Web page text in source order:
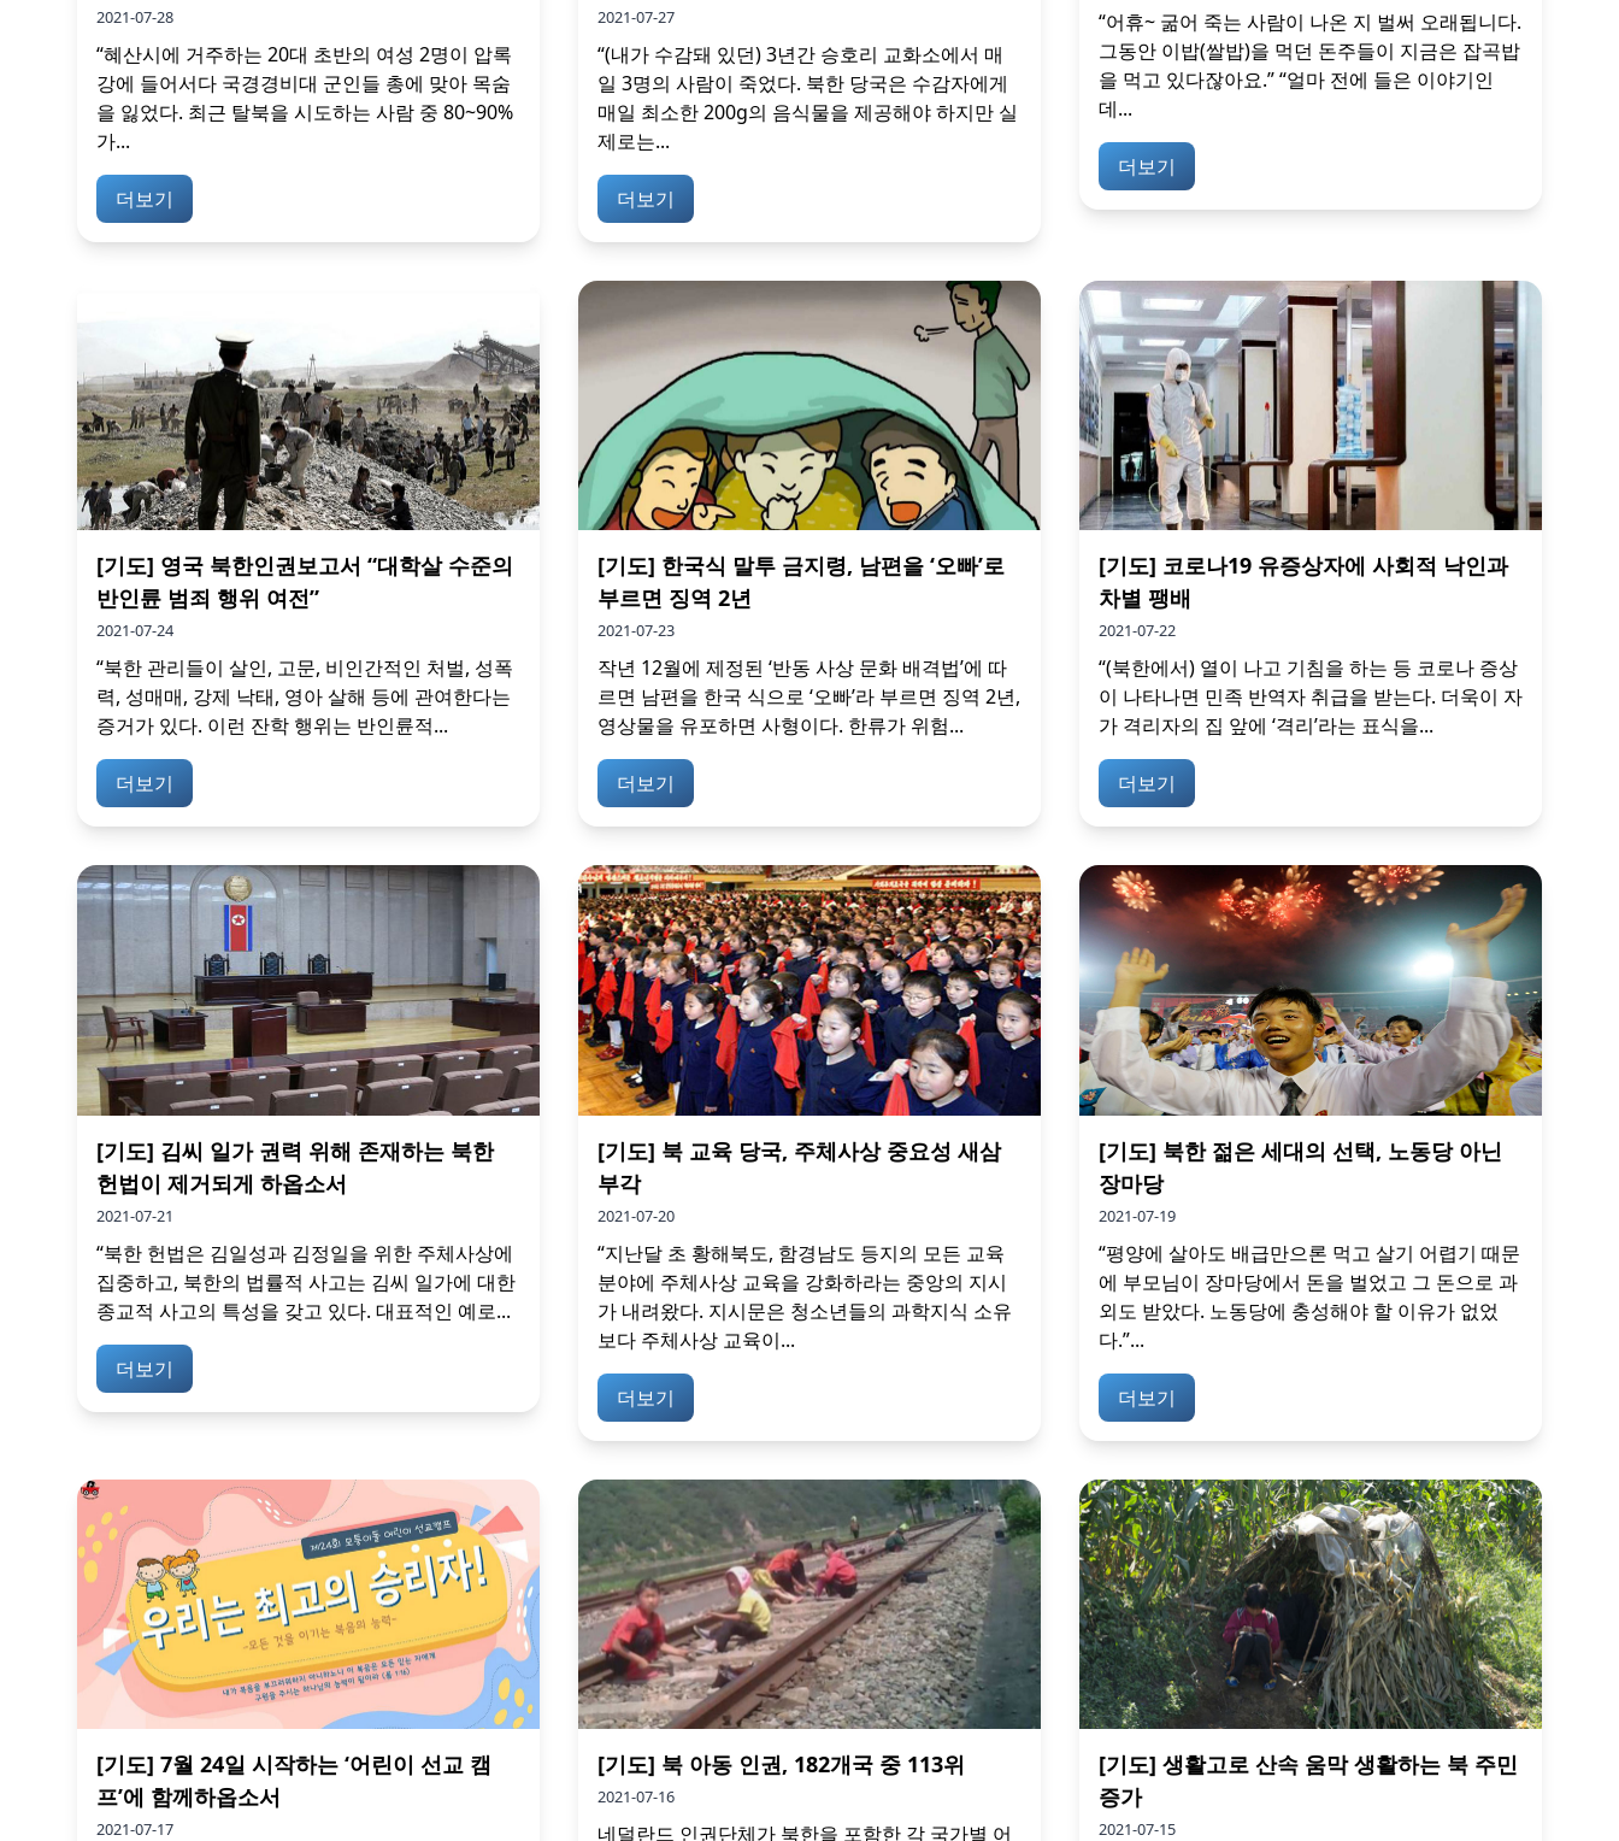
2021-07-28
“혜산시에 거주하는 20대 초반의 여성 2명이 압록
강에 들어서다 국경경비대 군인들 총에 맞아 목숨
을 잃었다. 최근 탈북을 시도하는 사람 중 80~90%
가...
더보기
2021-07-27
“(내가 수감돼 있던) 3년간 승호리 교화소에서 매
일 3명의 사람이 죽었다. 북한 당국은 수감자에게
매일 최소한 200g의 음식물을 제공해야 하지만 실
제로는...
더보기
“어휴~ 굶어 죽는 사람이 나온 지 벌써 오래됩니다.
그동안 이밥(쌀밥)을 먹던 돈주들이 지금은 잡곡밥
을 먹고 있다잖아요.” “얼마 전에 들은 이야기인
데...
더보기
[기도] 영국 북한인권보고서 “대학살 수준의
반인륜 범죄 행위 여전”
2021-07-24
“북한 관리들이 살인, 고문, 비인간적인 처벌, 성폭
력, 성매매, 강제 낙태, 영아 살해 등에 관여한다는
증거가 있다. 이런 잔학 행위는 반인륜적...
더보기
[기도] 한국식 말투 금지령, 남편을 ‘오빠’로
부르면 징역 2년
2021-07-23
작년 12월에 제정된 ‘반동 사상 문화 배격법’에 따
르면 남편을 한국 식으로 ‘오빠’라 부르면 징역 2년,
영상물을 유포하면 사형이다. 한류가 위험...
더보기
[기도] 코로나19 유증상자에 사회적 낙인과
차별 팽배
2021-07-22
“(북한에서) 열이 나고 기침을 하는 등 코로나 증상
이 나타나면 민족 반역자 취급을 받는다. 더욱이 자
가 격리자의 집 앞에 ‘격리’라는 표식을...
더보기
[기도] 김씨 일가 권력 위해 존재하는 북한
헌법이 제거되게 하옵소서
2021-07-21
“북한 헌법은 김일성과 김정일을 위한 주체사상에
집중하고, 북한의 법률적 사고는 김씨 일가에 대한
종교적 사고의 특성을 갖고 있다. 대표적인 예로...
더보기
[기도] 북 교육 당국, 주체사상 중요성 새삼
부각
2021-07-20
“지난달 초 황해북도, 함경남도 등지의 모든 교육
분야에 주체사상 교육을 강화하라는 중앙의 지시
가 내려왔다. 지시문은 청소년들의 과학지식 소유
보다 주체사상 교육이...
더보기
[기도] 북한 젊은 세대의 선택, 노동당 아닌
장마당
2021-07-19
“평양에 살아도 배급만으론 먹고 살기 어렵기 때문
에 부모님이 장마당에서 돈을 벌었고 그 돈으로 과
외도 받았다. 노동당에 충성해야 할 이유가 없었
다.”...
더보기
[기도] 7월 24일 시작하는 ‘어린이 선교 캠
프’에 함께하옵소서
2021-07-17
[기도] 북 아동 인권, 182개국 중 113위
2021-07-16
네덜란드 인권단체가 북한을 포함한 각 국가별 어
[기도] 생활고로 산속 움막 생활하는 북 주민
증가
2021-07-15